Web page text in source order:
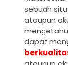
sebuah
ataupun
dapat